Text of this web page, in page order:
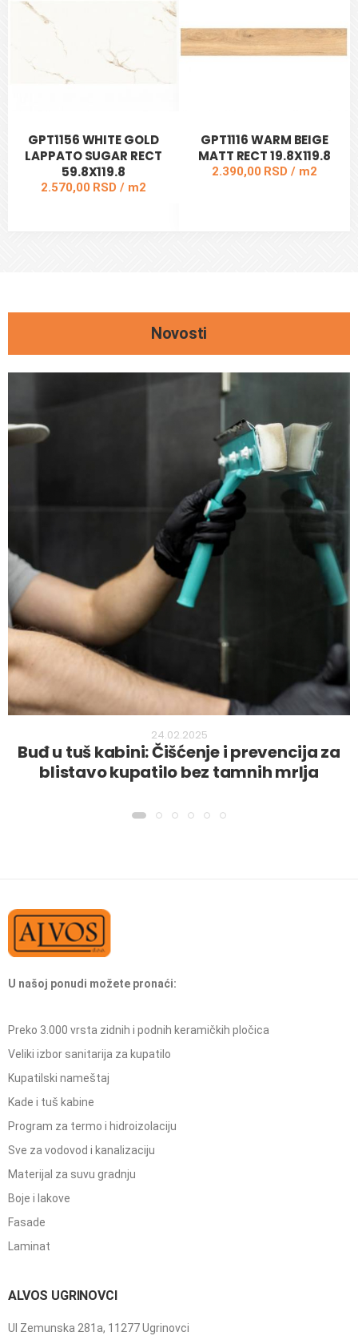
GPT1156 WHITE GOLD
LAPPATO SUGAR RECT
59.8X119.8
2.570,00 RSD / m2
GPT1116 WARM BEIGE
MATT RECT 19.8X119.8
2.390,00 RSD / m2
Novosti
24.02.2025
Buđ u tuš kabini: Čišćenje i prevencija za
blistavo kupatilo bez tamnih mrlja
U našoj ponudi možete pronaći:
Preko 3.000 vrsta zidnih i podnih keramičkih pločica
Veliki izbor sanitarija za kupatilo
Kupatilski nameštaj
Kade i tuš kabine
Program za termo i hidroizolaciju
Sve za vodovod i kanalizaciju
Materijal za suvu gradnju
Boje i lakove
Fasade
Laminat
ALVOS UGRINOVCI
Ul Zemunska 281a, 11277 Ugrinovci